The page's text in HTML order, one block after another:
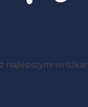
najlepszymi